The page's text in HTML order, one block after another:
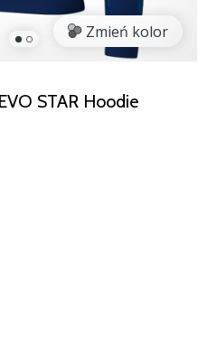
Zmień kolor
STAR Hoodie